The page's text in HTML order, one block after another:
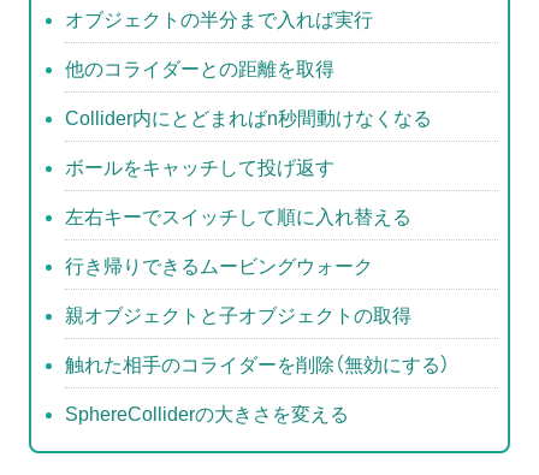
o
o
k
オブジェクトの半分まで入れば実行
他のコライダーとの距離を取得
Collider内にとどまればn秒間動けなくなる
ボールをキャッチして投げ返す
左右キーでスイッチして順に入れ替える
行き帰りできるムービングウォーク
親オブジェクトと子オブジェクトの取得
触れた相手のコライダーを削除（無効にする）
SphereColliderの大きさを変える